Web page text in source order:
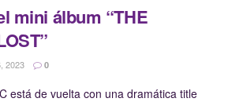
mini álbum “THE
2023 0
está de vuelta con una dramática title